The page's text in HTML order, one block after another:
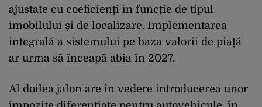
ajustate cu coeficienți în funcție de tipul
imobilului și de localizare. Implementarea
integrală a sistemului pe baza valorii de piață
ar urma să înceapă abia în 2027.
Al doilea jalon are în vedere introducerea unor